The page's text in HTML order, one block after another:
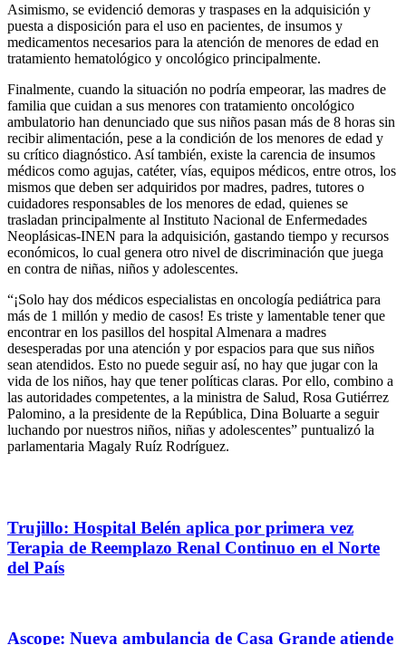
Asimismo, se evidenció demoras y traspases en la adquisición y
puesta a disposición para el uso en pacientes, de insumos y
medicamentos necesarios para la atención de menores de edad en
tratamiento hematológico y oncológico principalmente.
Finalmente, cuando la situación no podría empeorar, las madres de
familia que cuidan a sus menores con tratamiento oncológico
ambulatorio han denunciado que sus niños pasan más de 8 horas sin
recibir alimentación, pese a la condición de los menores de edad y
su crítico diagnóstico. Así también, existe la carencia de insumos
médicos como agujas, catéter, vías, equipos médicos, entre otros, los
mismos que deben ser adquiridos por madres, padres, tutores o
cuidadores responsables de los menores de edad, quienes se
trasladan principalmente al Instituto Nacional de Enfermedades
Neoplásicas-INEN para la adquisición, gastando tiempo y recursos
económicos, lo cual genera otro nivel de discriminación que juega
en contra de niñas, niños y adolescentes.
“¡Solo hay dos médicos especialistas en oncología pediátrica para
más de 1 millón y medio de casos! Es triste y lamentable tener que
encontrar en los pasillos del hospital Almenara a madres
desesperadas por una atención y por espacios para que sus niños
sean atendidos. Esto no puede seguir así, no hay que jugar con la
vida de los niños, hay que tener políticas claras. Por ello, combino a
las autoridades competentes, a la ministra de Salud, Rosa Gutiérrez
Palomino, a la presidente de la República, Dina Boluarte a seguir
luchando por nuestros niños, niñas y adolescentes” puntualizó la
parlamentaria Magaly Ruíz Rodríguez.
Trujillo: Hospital Belén aplica por primera vez
Terapia de Reemplazo Renal Continuo en el Norte
del País
Ascope: Nueva ambulancia de Casa Grande atiende